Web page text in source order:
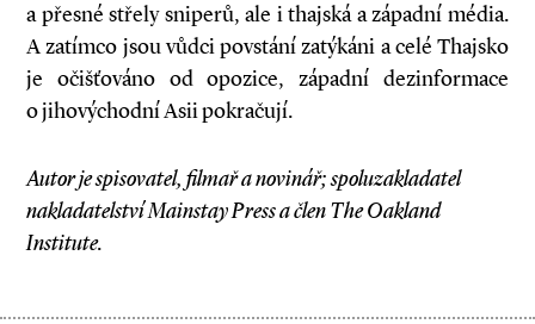
a přesné střely sniperů, ale i thajská a západní média.
A zatímco jsou vůdci povstání zatýkáni a celé Thajsko
je očišťováno od opozice, západní dezinformace
o jihovýchodní Asii pokračují.
Autor je spisovatel, filmař a novinář; spoluzakladatel
nakladatelství Mainstay Press a člen The Oakland
Institute.